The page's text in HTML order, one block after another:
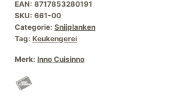
Gastronorm
Wit
aantal
EAN: 8717853280191
SKU: 661-00
Categorie: Snijplanken
Tag: Keukengerei
Merk: Inno Cuisinno